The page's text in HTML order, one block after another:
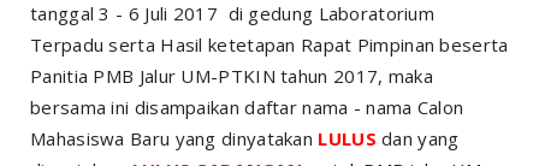
tanggal 3 - 6 Juli 2017 di gedung Laboratorium
Terpadu serta Hasil ketetapan Rapat Pimpinan beserta
Panitia PMB Jalur UM-PTKIN tahun 2017, maka
bersama ini disampaikan daftar nama - nama Calon
Mahasiswa Baru yang dinyatakan LULUS dan yang